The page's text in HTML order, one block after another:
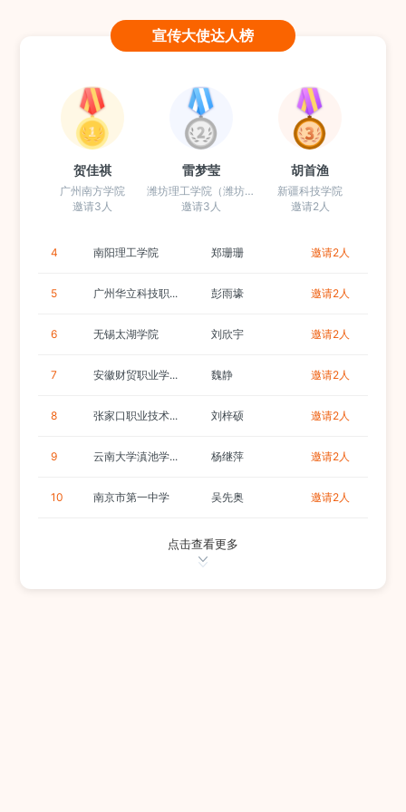
宣传大使达人榜
贺佳祺
广州南方学院
邀请3人
雷梦莹
潍坊理工学院（潍坊校区）
邀请3人
胡首渔
新疆科技学院
邀请2人
4 南阳理工学院 郑珊珊 邀请2人
5 广州华立科技职... 彭雨壕 邀请2人
6 无锡太湖学院 刘欣宇 邀请2人
7 安徽财贸职业学... 魏静 邀请2人
8 张家口职业技术... 刘梓硕 邀请2人
9 云南大学滇池学... 杨继萍 邀请2人
10 南京市第一中学 吴先奥 邀请2人
点击查看更多